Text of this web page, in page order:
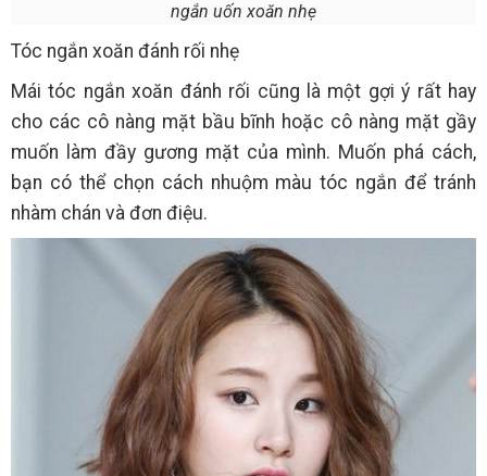
ngắn uốn xoăn nhẹ
Tóc ngắn xoăn đánh rối nhẹ
Mái tóc ngắn xoăn đánh rối cũng là một gợi ý rất hay
cho các cô nàng mặt bầu bĩnh hoặc cô nàng mặt gầy
muốn làm đầy gương mặt của mình. Muốn phá cách,
bạn có thể chọn cách nhuộm màu tóc ngắn để tránh
nhàm chán và đơn điệu.